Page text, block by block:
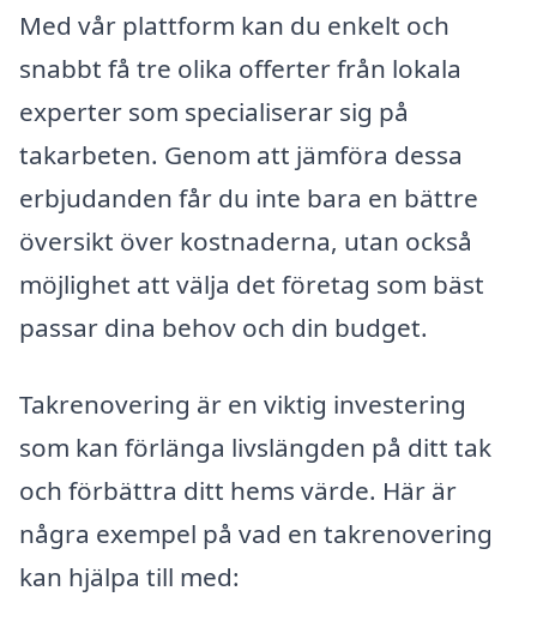
Med vår plattform kan du enkelt och
snabbt få tre olika offerter från lokala
experter som specialiserar sig på
takarbeten. Genom att jämföra dessa
erbjudanden får du inte bara en bättre
översikt över kostnaderna, utan också
möjlighet att välja det företag som bäst
passar dina behov och din budget.
Takrenovering är en viktig investering
som kan förlänga livslängden på ditt tak
och förbättra ditt hems värde. Här är
några exempel på vad en takrenovering
kan hjälpa till med: